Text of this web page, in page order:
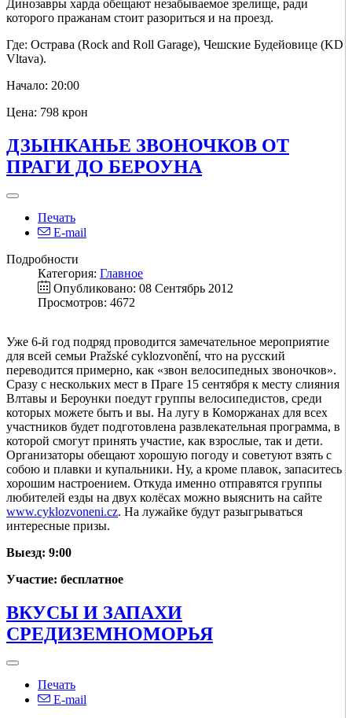
Динозавры харда обещают незабываемое зрелище, ради
которого пражанам стоит разориться и на проезд.
Где: Острава (Rock and Roll Garage), Чешские Будейовице (KD
Vltava).
Начало: 20:00
Цена: 798 крон
ДЗЫНКАНЬЕ ЗВОНОЧКОВ ОТ
ПРАГИ ДО БЕРОУНА
Печать
E-mail
Подробности
Категория: Главное
Опубликовано: 08 Сентябрь 2012
Просмотров: 4672
Уже 6-й год подряд проводится замечательное мероприятие
для всей семьи Pražské cyklozvonění, что на русский
переводится примерно, как «звон велосипедных звоночков».
Сразу с нескольких мест в Праге 15 сентября к месту слияния
Влтавы и Бероунки поедут группы велосипедистов, среди
которых можете быть и вы. На лугу в Коморжанах для всех
участников будет подготовлена развлекательная программа, в
которой смогут принять участие, как взрослые, так и дети.
Организаторы обещают хорошую погоду и советуют взять с
собою и плавки и купальники. Ну, а кроме плавок, запаситесь
хорошим настроением. Откуда именно отправятся группы
любителей езды на двух колёсах можно выяснить на сайте
www.cyklozvoneni.cz. На лужайке будут разыгрываться
интересные призы.
Выезд: 9:00
Участие: бесплатное
ВКУСЫ И ЗАПАХИ
СРЕДИЗЕМНОМОРЬЯ
Печать
E-mail